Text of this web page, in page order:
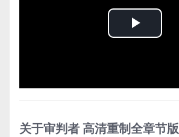
Play
关于审判者 高清重制全章节版